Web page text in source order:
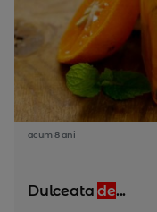
acum 8 ani
Dulceatade...